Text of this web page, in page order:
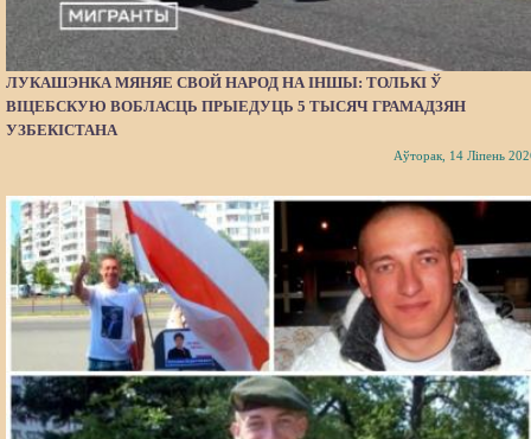
ЛУКАШЭНКА МЯНЯЕ СВОЙ НАРОД НА ІНШЫ: ТОЛЬКІ Ў
ВІЦЕБСКУЮ ВОБЛАСЦЬ ПРЫЕДУЦЬ 5 ТЫСЯЧ ГРАМАДЗЯН
УЗБЕКІСТАНА
Аўторак, 14 Ліпень